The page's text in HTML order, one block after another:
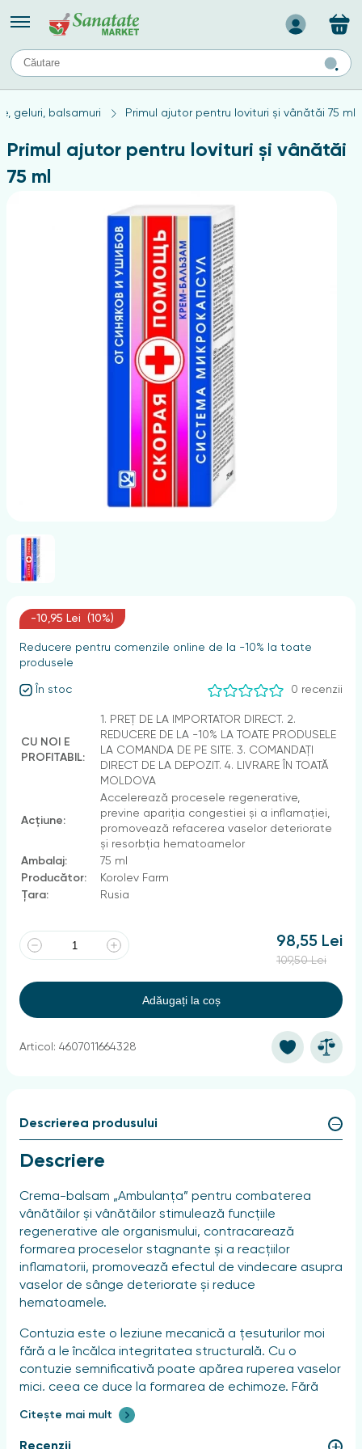
Назад
TIPURI DE TEN
Produse pentru ten mixt
Ten problematic
geluri, balsamuri Primul ajutor pentru lovituri și vânătăi 75 ml
Primul ajutor pentru lovituri și vânătăi
75 ml
-10,95 Lei (10%)
Reducere pentru comenzile online de la -10% la toate
produsele
În stoc 0 recenzii
CU NOI E
PROFITABIL:
1. PREȚ DE LA IMPORTATOR DIRECT. 2.
REDUCERE DE LA -10% LA TOATE PRODUSELE
LA COMANDA DE PE SITE. 3. COMANDAȚI
DIRECT DE LA DEPOZIT. 4. LIVRARE ÎN TOATĂ
MOLDOVA
Acțiune:
Accelerează procesele regenerative,
previne apariția congestiei și a inflamației,
promovează refacerea vaselor deteriorate
și resorbția hematoamelor
Ambalaj:
75 ml
Producător:
Korolev Farm
Țara:
Rusia
98,55 Lei
109,50 Lei
Adăugați la coș
Articol: 4607011664328
Descrierea produsului
Descriere
Crema-balsam „Ambulanța” pentru combaterea
vânătăilor și vânătăilor stimulează funcțiile
regenerative ale organismului, contracarează
formarea proceselor stagnante și a reacțiilor
inflamatorii, promovează efectul de vindecare asupra
vaselor de sânge deteriorate și reduce
hematoamele.
Contuzia este o leziune mecanică a țesuturilor moi
fără a le încălca integritatea structurală. Cu o
contuzie semnificativă poate apărea ruperea vaselor
mici, ceea ce duce la formarea de echimoze. Fără
tratament în timp util, sângele scurs poate duce la
formarea unei tumori sângeroase sau a unui
hematom dureros care nu se vindecă de mult timp.
Citește mai mult